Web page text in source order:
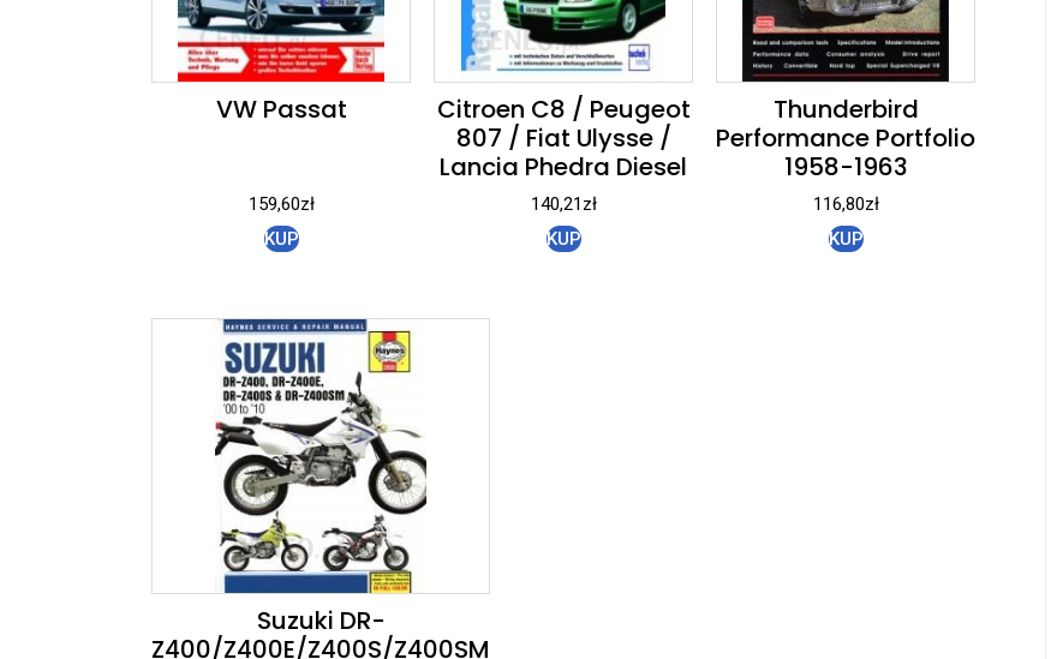
VW Passat
159,60zł
KUP
Citroen C8 / Peugeot
807 / Fiat Ulysse /
Lancia Phedra Diesel
140,21zł
KUP
Thunderbird
Performance Portfolio
1958-1963
116,80zł
KUP
Suzuki DR-
Z400/Z400E/Z400S/Z400SM